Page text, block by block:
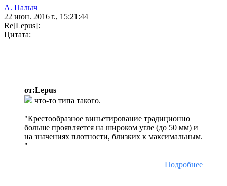
А. Палыч
22 июн. 2016 г., 15:21:44
Re[Lepus]:
Цитата:
от:Lepus
что-то типа такого.
"Крестообразное виньетирование традиционно
больше проявляется на широком угле (до 50 мм) и
на значениях плотности, близких к максимальным.
"
Подробнее